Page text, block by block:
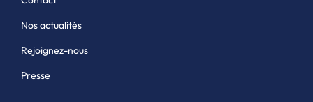
Nos actualités
Rejoignez-nous
Presse